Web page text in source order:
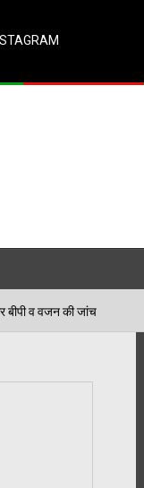
09/08/2026